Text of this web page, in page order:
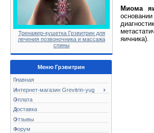
Тренажер-кушетка Грэвитрин для
лечения позвоночника и массажа
спины
Меню Грэвитрин
Главная
Интернет-магазин Grevitrin-yug
Оплата
Доставка
Отзывы
Форум
Миома
яичника).